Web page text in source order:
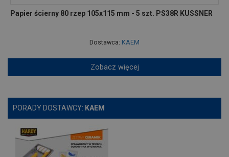
Papier ścierny 80 rzep 105x115 mm - 5 szt. PS38R KUSSNER
Dostawca: KAEM
Zobacz więcej
PORADY DOSTAWCY: KAEM